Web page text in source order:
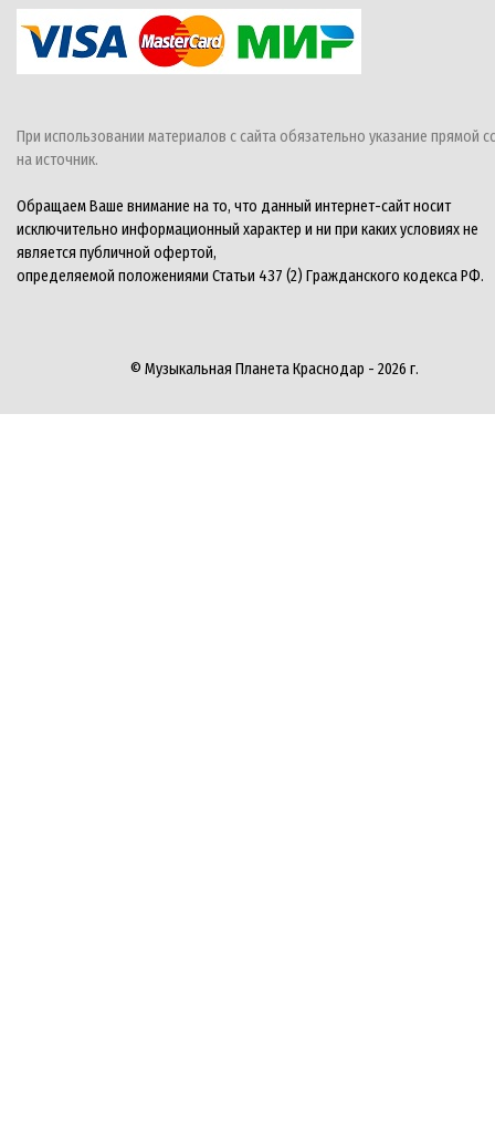
При использовании материалов с сайта обязательно указание прямой
на источник.
Обращаем Ваше внимание на то, что данный интернет-сайт носит
исключительно информационный характер и ни при каких условиях не
является публичной офертой,
определяемой положениями Статьи 437 (2) Гражданского кодекса РФ.
© Музыкальная Планета Краснодар - 2026 г.